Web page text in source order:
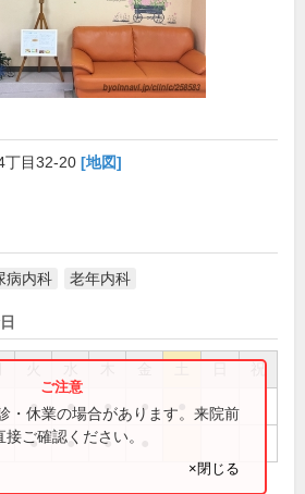
丁目32-20 [地図]
病内科 老年内科
祝
● ● ● ●
● ● ●
・休業の場合があります。来院前
ご確認ください。
×閉じる